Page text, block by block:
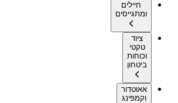
חיילים
ומתגייסים
ציוד
טקטי
וכוחות
ביטחון
אאוטדור
וקמפינג